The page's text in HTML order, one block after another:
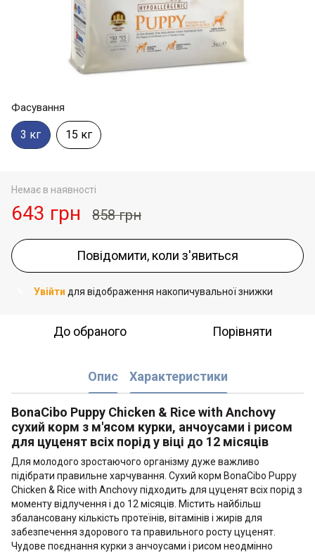
Фасування
3 кг 15 кг
Немає в наявності
643 грн 858 грн
Повідомити, коли з'явиться
Увійти для відображення накопичувальної знижки
До обраного Порівняти
Опис Характеристики
BonaCibo Puppy Chicken & Rice with Anchovy
сухий корм з м'ясом курки, анчоусами і рисом
для цуценят всіх порід у віці до 12 місяців
Для молодого зростаючого організму дуже важливо
підібрати правильне харчування. Сухий корм BonaCibo Puppy
Chicken & Rice with Anchovy підходить для цуценят всіх порід з
моменту відлучення і до 12 місяців. Містить найбільш
збалансовану кількість протеїнів, вітамінів і жирів для
забезпечення здорового та правильного росту цуценят.
Чудове поєднання курки з анчоусами і рисом неодмінно